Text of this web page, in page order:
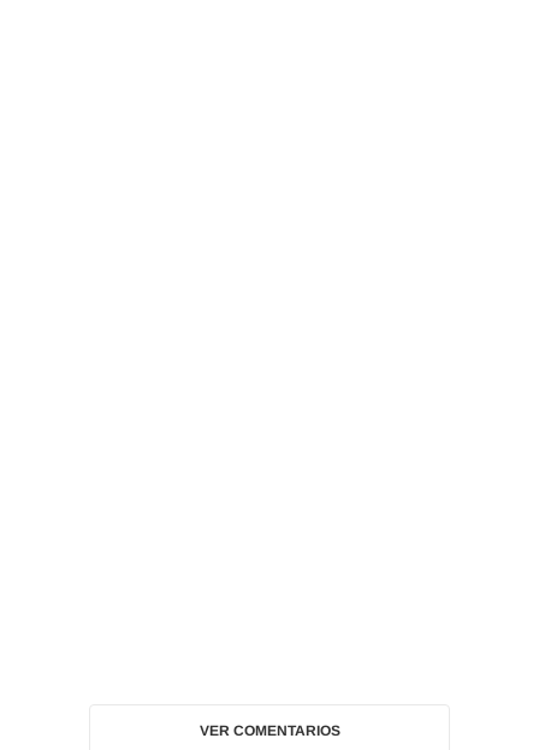
VER COMENTARIOS